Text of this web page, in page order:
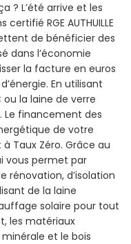
? L’été arrive et les
RGE AUTHUILLE
de bénéficier des
dans l’économie
la facture en euros
En utilisant
la laine de verre
Le financement des
de votre
Taux Zéro. Grâce au
vous permet par
rénovation, d’isolation
de la laine
solaire pour tout
les matériaux
et le bois